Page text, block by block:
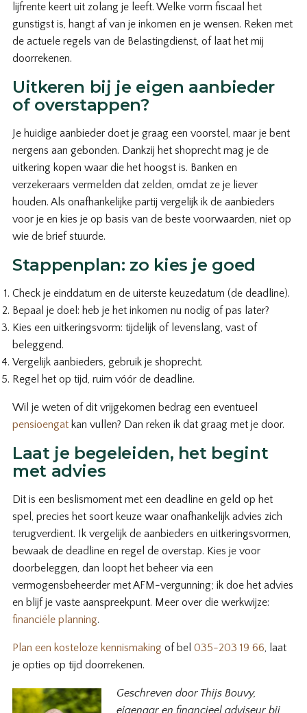
lijfrente keert uit zolang je leeft. Welke vorm fiscaal het
gunstigst is, hangt af van je inkomen en je wensen. Reken met
de actuele regels van de Belastingdienst, of laat het mij
doorrekenen.
Uitkeren bij je eigen aanbieder
of overstappen?
Je huidige aanbieder doet je graag een voorstel, maar je bent
nergens aan gebonden. Dankzij het shoprecht mag je de
uitkering kopen waar die het hoogst is. Banken en
verzekeraars vermelden dat zelden, omdat ze je liever
houden. Als onafhankelijke partij vergelijk ik de aanbieders
voor je en kies je op basis van de beste voorwaarden, niet op
wie de brief stuurde.
Stappenplan: zo kies je goed
Check je einddatum en de uiterste keuzedatum (de deadline).
Bepaal je doel: heb je het inkomen nu nodig of pas later?
Kies een uitkeringsvorm: tijdelijk of levenslang, vast of
beleggend.
Vergelijk aanbieders, gebruik je shoprecht.
Regel het op tijd, ruim vóór de deadline.
Wil je weten of dit vrijgekomen bedrag een eventueel
pensioengat kan vullen? Dan reken ik dat graag met je door.
Laat je begeleiden, het begint
met advies
Dit is een beslismoment met een deadline en geld op het
spel, precies het soort keuze waar onafhankelijk advies zich
terugverdient. Ik vergelijk de aanbieders en uitkeringsvormen,
bewaak de deadline en regel de overstap. Kies je voor
doorbeleggen, dan loopt het beheer via een
vermogensbeheerder met AFM-vergunning; ik doe het advies
en blijf je vaste aanspreekpunt. Meer over die werkwijze:
financiële planning.
Plan een kosteloze kennismaking of bel 035-203 19 66, laat
je opties op tijd doorrekenen.
Geschreven door Thijs Bouvy,
eigenaar en financieel adviseur bij